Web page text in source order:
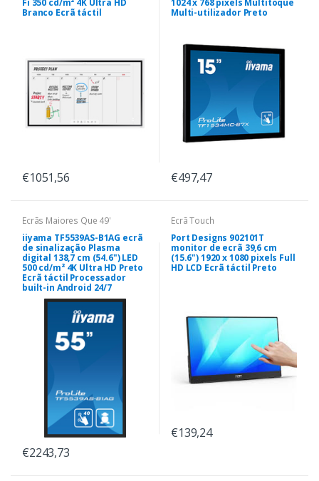
Fi 350 cd/m² 4K Ultra HD
Branco Ecrã táctil
€1051,56
1024 x 768 pixels Multitoque
Multi-utilizador Preto
€497,47
Ecrãs Maiores Que 49'
iiyama TF5539AS-B1AG ecrã
de sinalização Plasma
digital 138,7 cm (54.6") LED
500 cd/m² 4K Ultra HD Preto
Ecrã táctil Processador
built-in Android 24/7
€2243,73
Ecrã Touch
Port Designs 902101T
monitor de ecrã 39,6 cm
(15.6") 1920 x 1080 pixels Full
HD LCD Ecrã táctil Preto
€139,24